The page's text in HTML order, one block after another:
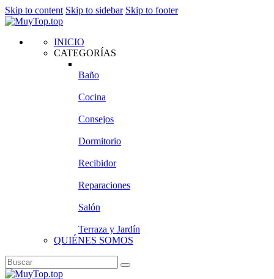
Skip to content Skip to sidebar Skip to footer
INICIO
CATEGORÍAS
Baño
Cocina
Consejos
Dormitorio
Recibidor
Reparaciones
Salón
Terraza y Jardín
QUIÉNES SOMOS